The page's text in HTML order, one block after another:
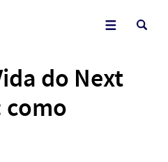
do Next
como